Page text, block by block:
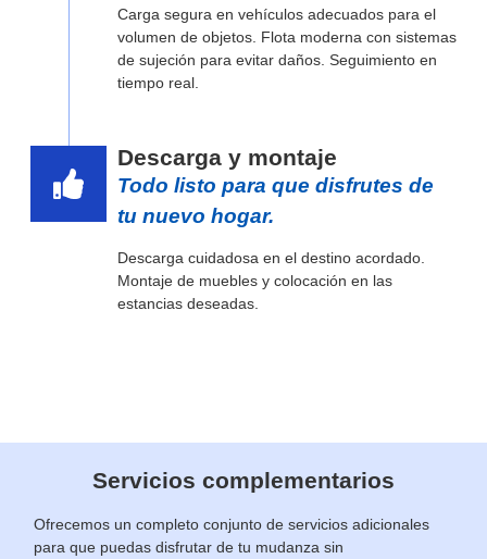
Carga segura en vehículos adecuados para el
volumen de objetos. Flota moderna con sistemas
de sujeción para evitar daños. Seguimiento en
tiempo real.
Descarga y montaje
Todo listo para que disfrutes de
tu nuevo hogar.
Descarga cuidadosa en el destino acordado.
Montaje de muebles y colocación en las
estancias deseadas.
Servicios complementarios
Ofrecemos un completo conjunto de servicios adicionales
para que puedas disfrutar de tu mudanza sin